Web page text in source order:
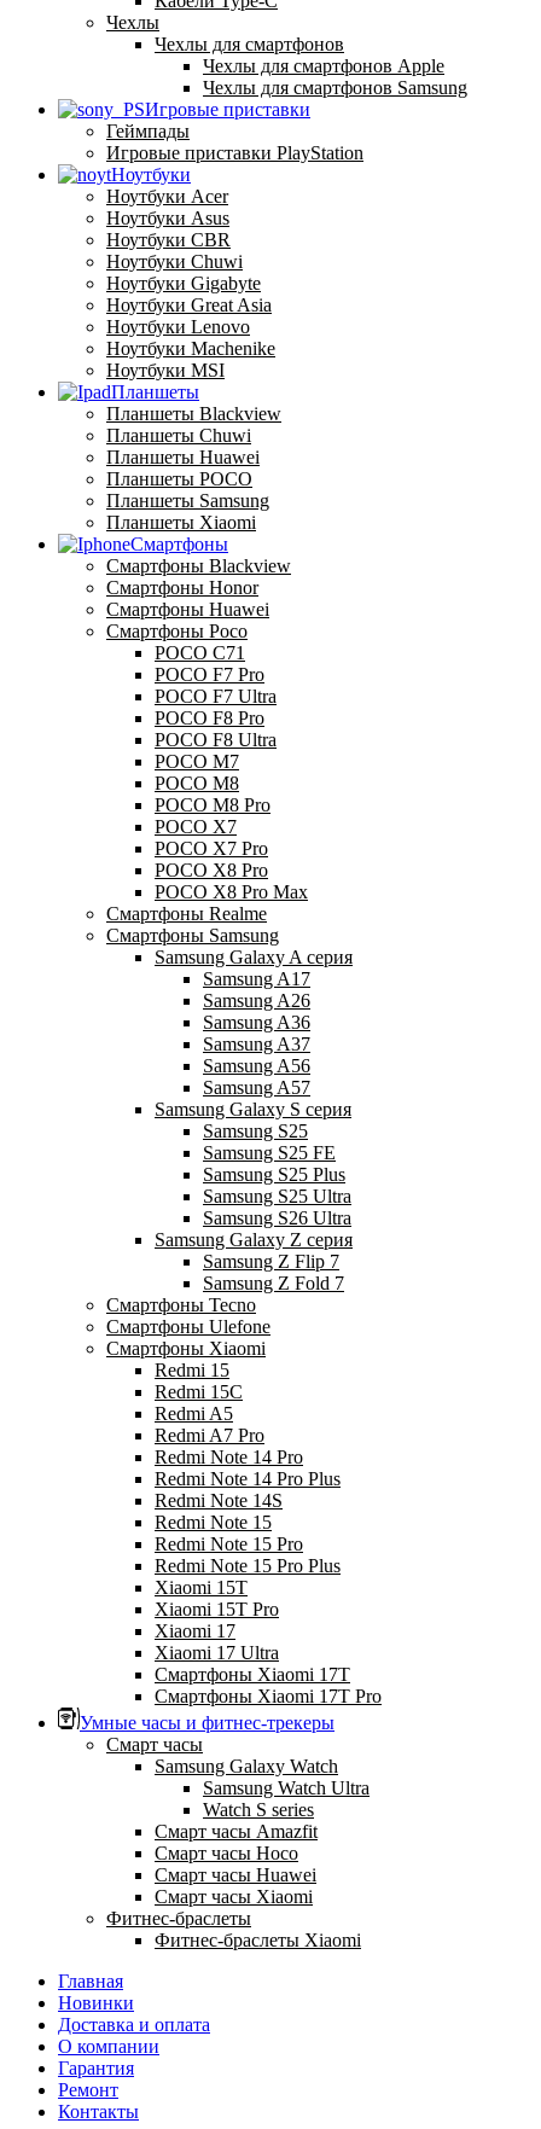
Чехлы
Чехлы для смартфонов
Чехлы для смартфонов Apple
Чехлы для смартфонов Samsung
Игровые приставки
Геймпады
Игровые приставки PlayStation
Ноутбуки
Ноутбуки Acer
Ноутбуки Asus
Ноутбуки CBR
Ноутбуки Chuwi
Ноутбуки Gigabyte
Ноутбуки Great Asia
Ноутбуки Lenovo
Ноутбуки Machenike
Ноутбуки MSI
Планшеты
Планшеты Blackview
Планшеты Chuwi
Планшеты Huawei
Планшеты POCO
Планшеты Samsung
Планшеты Xiaomi
Смартфоны
Смартфоны Blackview
Смартфоны Honor
Смартфоны Huawei
Смартфоны Poco
POCO C71
POCO F7 Pro
POCO F7 Ultra
POCO F8 Pro
POCO F8 Ultra
POCO M7
POCO M8
POCO M8 Pro
POCO X7
POCO X7 Pro
POCO X8 Pro
POCO X8 Pro Max
Смартфоны Realme
Смартфоны Samsung
Samsung Galaxy A серия
Samsung A17
Samsung A26
Samsung A36
Samsung A37
Samsung A56
Samsung A57
Samsung Galaxy S серия
Samsung S25
Samsung S25 FE
Samsung S25 Plus
Samsung S25 Ultra
Samsung S26 Ultra
Samsung Galaxy Z серия
Samsung Z Flip 7
Samsung Z Fold 7
Смартфоны Tecno
Смартфоны Ulefone
Смартфоны Xiaomi
Redmi 15
Redmi 15C
Redmi A5
Redmi A7 Pro
Redmi Note 14 Pro
Redmi Note 14 Pro Plus
Redmi Note 14S
Redmi Note 15
Redmi Note 15 Pro
Redmi Note 15 Pro Plus
Xiaomi 15T
Xiaomi 15T Pro
Xiaomi 17
Xiaomi 17 Ultra
Смартфоны Xiaomi 17Т
Смартфоны Xiaomi 17Т Pro
Умные часы и фитнес-трекеры
Смарт часы
Samsung Galaxy Watch
Samsung Watch Ultra
Watch S series
Смарт часы Amazfit
Смарт часы Hoco
Смарт часы Huawei
Смарт часы Xiaomi
Фитнес-браслеты
Фитнес-браслеты Xiaomi
Главная
Новинки
Доставка и оплата
О компании
Гарантия
Ремонт
Контакты